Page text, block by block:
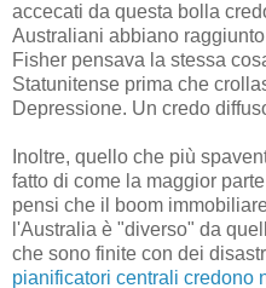
accecati da questa bolla
Australiani abbiano
Fisher pensava la stessa
Statunitense prima che
Depressione. Un credo
Inoltre, quello che più
fatto di come la maggior
pensi che il boom
l'Australia è "diverso" da
che sono finite con dei
pianificatori centrali credono